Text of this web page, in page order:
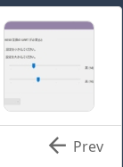
 Prev